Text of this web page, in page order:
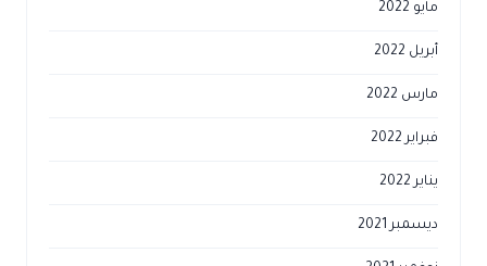
مايو 2022
أبريل 2022
مارس 2022
فبراير 2022
يناير 2022
ديسمبر 2021